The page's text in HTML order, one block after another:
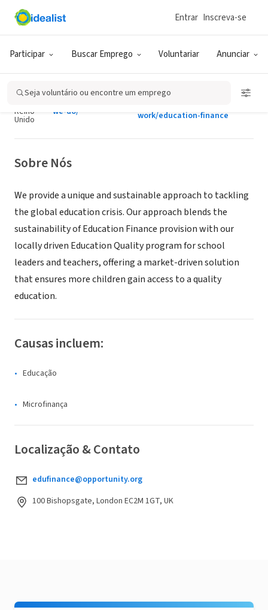
Participar Buscar Emprego Voluntariar Anunciar
Entrar Inscreva-se
Seja voluntário ou encontre um emprego
ONG (SETOR SOCIAL)
Opportunity International
EduFinance
London,
Reino
Unido
we-do/
www.opportunity.org.uk/what-
work/education-finance
Sobre Nós
We provide a unique and sustainable approach to tackling
the global education crisis. Our approach blends the
sustainability of Education Finance provision with our
locally driven Education Quality program for school
leaders and teachers, offering a market-driven solution
that ensures more children gain access to a quality
education.
Causas incluem:
Educação
Microfinança
Localização & Contato
edufinance@opportunity.org
100 Bishopsgate, London EC2M 1GT, UK